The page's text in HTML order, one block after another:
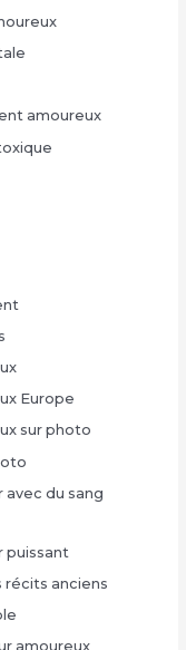
amoureux
Europe
sur photo
du sang
puissant
récits anciens
amoureux